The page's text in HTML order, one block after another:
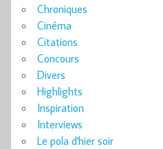
Chroniques
Cinéma
Citations
Concours
Divers
Highlights
Inspiration
Interviews
Le pola d'hier soir